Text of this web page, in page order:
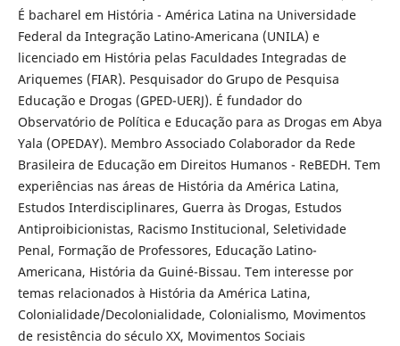
É bacharel em História - América Latina na Universidade
Federal da Integração Latino-Americana (UNILA) e
licenciado em História pelas Faculdades Integradas de
Ariquemes (FIAR). Pesquisador do Grupo de Pesquisa
Educação e Drogas (GPED-UERJ). É fundador do
Observatório de Política e Educação para as Drogas em Abya
Yala (OPEDAY). Membro Associado Colaborador da Rede
Brasileira de Educação em Direitos Humanos - ReBEDH. Tem
experiências nas áreas de História da América Latina,
Estudos Interdisciplinares, Guerra às Drogas, Estudos
Antiproibicionistas, Racismo Institucional, Seletividade
Penal, Formação de Professores, Educação Latino-
Americana, História da Guiné-Bissau. Tem interesse por
temas relacionados à História da América Latina,
Colonialidade/Decolonialidade, Colonialismo, Movimentos
de resistência do século XX, Movimentos Sociais